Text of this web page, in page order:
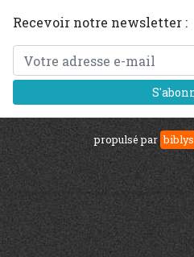
Recevoir notre newsletter :
propulsé par biblys